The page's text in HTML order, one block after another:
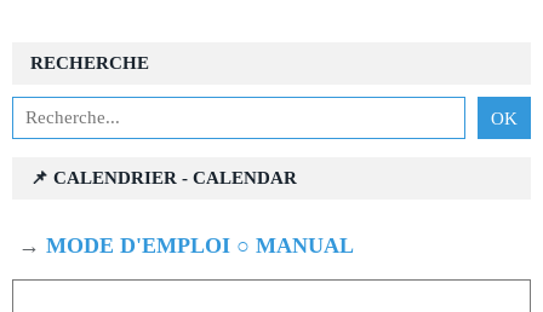
RECHERCHE
📌 CALENDRIER - CALENDAR
→ MODE D'EMPLOI ○ MANUAL